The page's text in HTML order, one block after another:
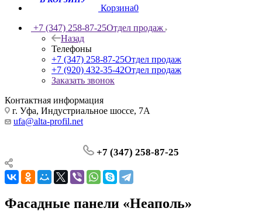
Корзина0
+7 (347) 258-87-25Отдел продаж
Назад
Телефоны
+7 (347) 258-87-25Отдел продаж
+7 (920) 432-35-42Отдел продаж
Заказать звонок
Контактная информация
г. Уфа, Индустриальное шоссе, 7А
ufa@alta-profil.net
+7 (347) 258-87-25
Фасадные панели «Неаполь»